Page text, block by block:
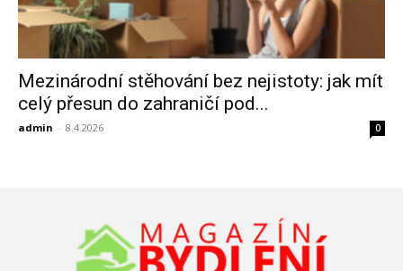
Mezinárodní stěhování bez nejistoty: jak mít
celý přesun do zahraničí pod...
admin - 8.4.2026 0